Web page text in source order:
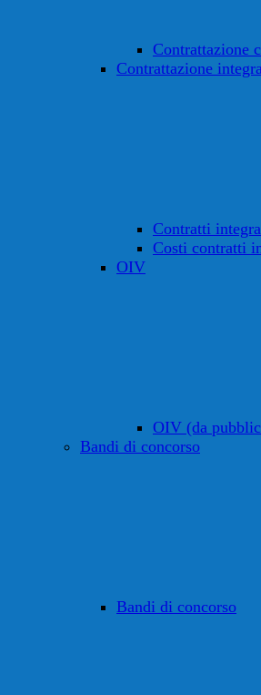
Contrattazione
Contrattazione
Contratti
Costi contratti
OIV
OIV (da
Bandi di concorso
Bandi di concorso